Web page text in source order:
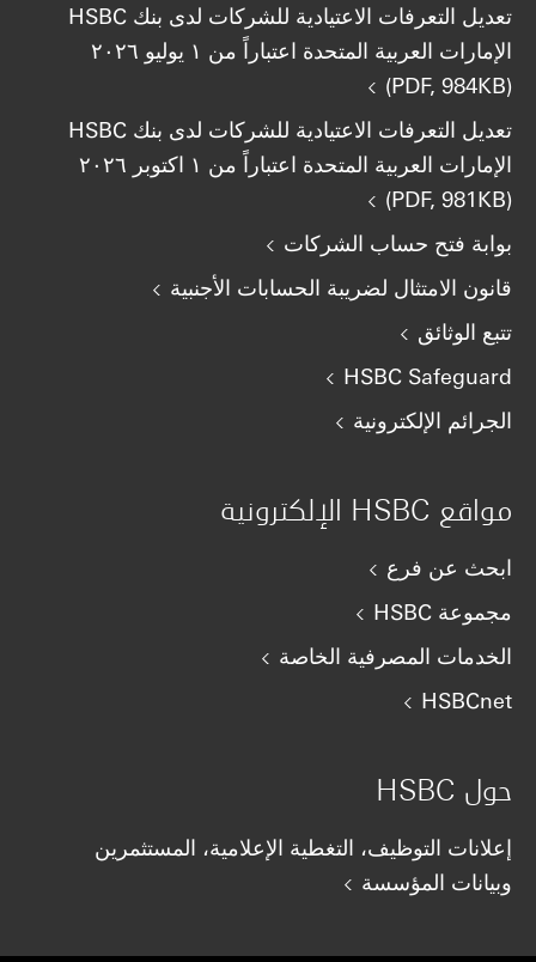
تعديل التعرفات الاعتيادية للشركات لدى بنك HSBC
الإمارات العربية المتحدة اعتباراً من ١ يوليو ٢٠٢٦
(PDF, 984KB)
تعديل التعرفات الاعتيادية للشركات لدى بنك HSBC
الإمارات العربية المتحدة اعتباراً من ١ اكتوبر ٢٠٢٦
(PDF, 981KB)
بوابة فتح حساب الشركات
قانون الامتثال لضريبة الحسابات الأجنبية
تتبع الوثائق
HSBC Safeguard
الجرائم الإلكترونية
مواقع HSBC الإلكترونية
ابحث عن فرع
مجموعة HSBC
الخدمات المصرفية الخاصة
HSBCnet
حول HSBC
إعلانات التوظيف، التغطية الإعلامية، المستثمرين
وبيانات المؤسسة